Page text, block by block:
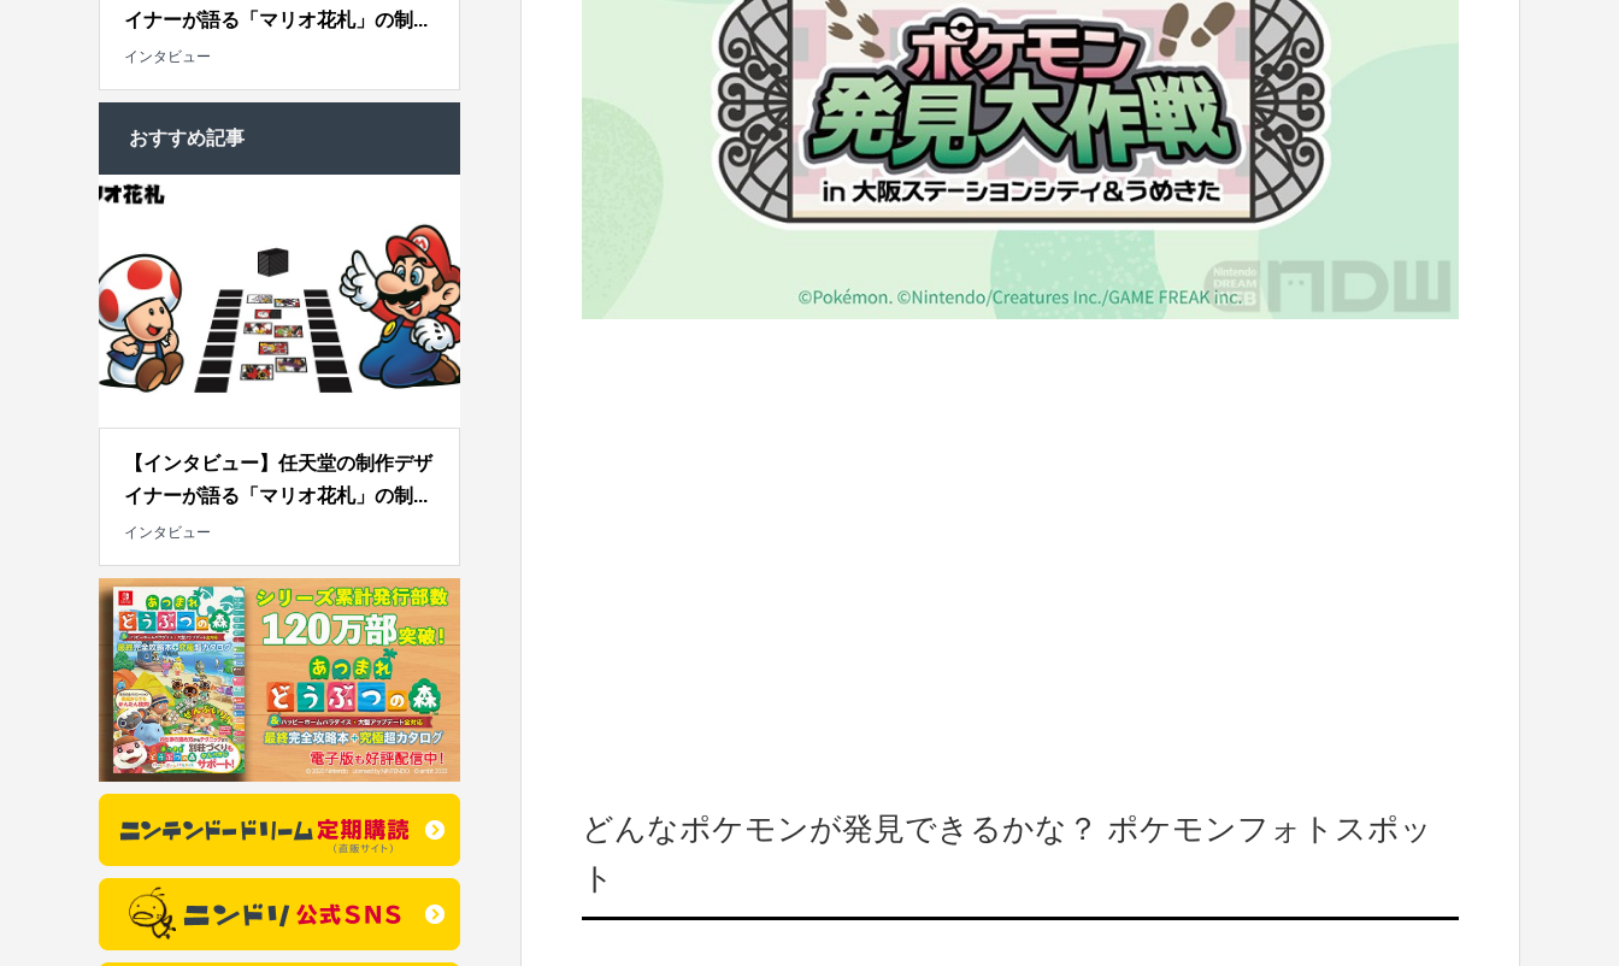
どんなポケモンが発見できるかな？ ポケモンフォトスポッ
ト
イナーが語る「マリオ花札」の制...
インタビュー
おすすめ記事
【インタビュー】任天堂の制作デザ
イナーが語る「マリオ花札」の制...
インタビュー